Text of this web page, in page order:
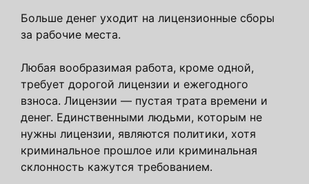
Больше денег уходит на лицензионные сборы
за рабочие места.
Любая вообразимая работа, кроме одной,
требует дорогой лицензии и ежегодного
взноса. Лицензии — пустая трата времени и
денег. Единственными людьми, которым не
нужны лицензии, являются политики, хотя
криминальное прошлое или криминальная
склонность кажутся требованием.